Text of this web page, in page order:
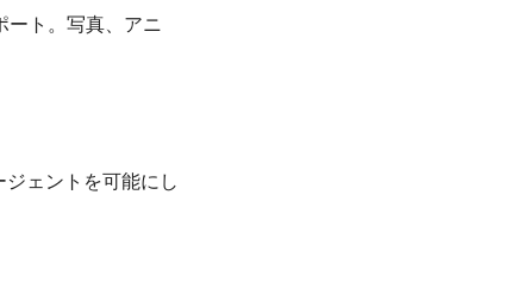
ート。写真、アニ
ェントを可能にし